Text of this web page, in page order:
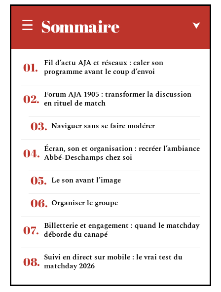
Sommaire
Fil d’actu AJA et réseaux : caler son
programme avant le coup d’envoi
Forum AJA 1905 : transformer la discussion
en rituel de match
Naviguer sans se faire modérer
Écran, son et organisation : recréer l’ambiance
Abbé-Deschamps chez soi
Le son avant l’image
Organiser le groupe
Billetterie et engagement : quand le matchday
déborde du canapé
Suivi en direct sur mobile : le vrai test du
matchday 2026